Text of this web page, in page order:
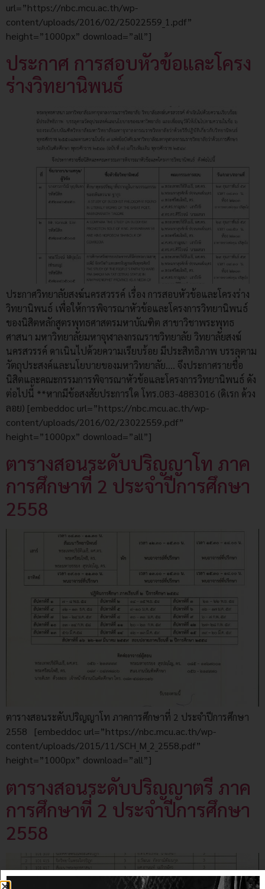
url=”https://nbc.mcu.ac.th/wp-
content/uploads/2016/02/25022559_1.pdf”
height=”1000px” download=”all”]
ประกาศ การสอบหัวข้อและโครง
ร่างวิทยานิพนธ์
ประกาศวิทยาลัยสงฆ์นครสวรรค์ เรื่อง การสอบหัวข้อและโครงร่าง
วิทยานิพนธ์ เพื่อให้การพิจารณาหัวข้อและโครงการวิทยานิพนธ์
ของนิสิตหลักสูตรพุทธศาสตรมหาบัณฑิต สาขาวิชาพระพุทธ
ศาสนา มหาวิทยาลัยมหาจุฬาลงกรณราชวิทยาลัย วิทยาลัยสงฆ์
นครสวรรค์ ดาเนินไปด้วยความเรียบร้อย มีประสิทธิภาพ บรรลุตาม
วัตถุประสงค์และนโยบายของมหาวิทยาลัย…. จึงประกาศรายชื่อ
นิสิตและคณะกรรมการพิจารณาหัวข้อและโครงการวิทยานิพนธ์ ดัง
ต่อไปนี้ **หากมีข้อสงสัยประการใด โทร.083-4883016 (ดิเรก ด้วง
ลอย) [embeddoc url=”https://nbc.mcu.ac.th/wp-
content/uploads/2016/02/23022559.pdf”
height=”1000px” download=”all”]
ตารางสอนระดับปริญญาโท ภาค
การศึกษาที่ 2 ประจำปีการศึกษา
2558
ตารางสอนระดับปริญญาโท ภาคการศึกษาที่ 2 ประจำปีการศึกษา
2558 [embeddoc url=”https://nbc.mcu.ac.th/wp-
content/uploads/2015/11/SCH_M_2_2558.pdf”
height=”1000px” download=”all”]
ตารางสอนระดับปริญญาตรี ภาค
การศึกษาที่ 2 ประจำปีการศึกษา
2558